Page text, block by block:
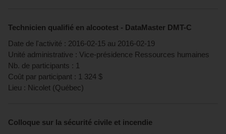
Technicien qualifié en alcootest - DataMaster DMT-C
Date de l'activité : 2016-02-15 au 2016-02-19
Unité administrative : Vice-présidence Ressources humaines
Nb. de participants : 1
Coût par participant : 1 324 $
Lieu : Nicolet (Québec)
Colloque sur la sécurité civile et incendie